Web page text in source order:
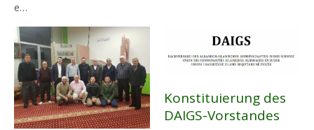
e…
Konstituierung des
DAIGS-Vorstandes